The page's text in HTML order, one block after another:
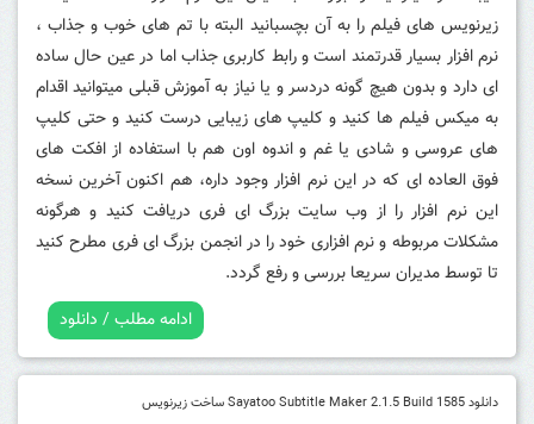
زیرنویس های فیلم را به آن بچسبانید البته با تم های خوب و جذاب ،
نرم افزار بسیار قدرتمند است و رابط کاربری جذاب اما در عین حال ساده
ای دارد و بدون هیچ گونه دردسر و یا نیاز به آموزش قبلی میتوانید اقدام
به میکس فیلم ها کنید و کلیپ های زیبایی درست کنید و حتی کلیپ
های عروسی و شادی یا غم و اندوه اون هم با استفاده از افکت های
فوق العاده ای که در این نرم افزار وجود داره، هم اکنون آخرین نسخه
این نرم افزار را از وب سایت بزرگ ای فری دریافت کنید و هرگونه
مشکلات مربوطه و نرم افزاری خود را در انجمن بزرگ ای فری مطرح کنید
تا توسط مدیران سریعا بررسی و رفع گردد.
ادامه مطلب / دانلود
دانلود Sayatoo Subtitle Maker 2.1.5 Build 1585 ساخت زیرنویس